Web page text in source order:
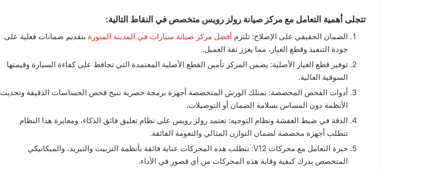
​تتجلى أهمية التعامل مع مركز صيانة رولز رويس متخصص في النقاط التالية:
​الضمان الحقيقي على الإصلاح: تلتزم أفضل مركز صيانة سيارات في المدينة المنورة بتقديم ضمانات فعلية على
جودة التنفيذ وقطع الغيار، مما يعزز ثقة العميل.
​توفير قطع الغيار الأصلية: يضمن المركز تأمين القطع الأصلية المعتمدة التي تحافظ على كفاءة السيارة وقيمتها
السوقية العالية.
​أدوات الفحص المخصصة: تمتلك الورش المتخصصة أجهزة برمجة حصرية تتيح فحص الحساسات الدقيقة وتحديث
الأنظمة دون المساس بسلامة الضمان أو التوصيلات.
​الدقة في ضبط العفشة ونظام التوجيه: تعتمد رولز رويس على نظام تعليق فائق الذكاء، ومعايرة هذا النظام
تتطلب أجهزة مخصصة لضمان التوازن المثالي والنعومة الفائقة.
​خبرة التعامل مع محركات V12: تتطلب هذه المحركات عناية فائقة بأنظمة التزييت والتبريد، والميكانيكي
المتخصص يدرك كيفية وقاية هذه المحركات من أي قصور في الأداء.